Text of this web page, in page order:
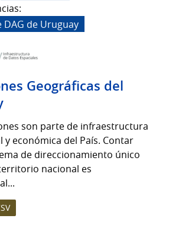
DAG de Uruguay
Geográficas del
son parte de infraestructura
y económica del País. Contar
de direccionamiento único
nacional es